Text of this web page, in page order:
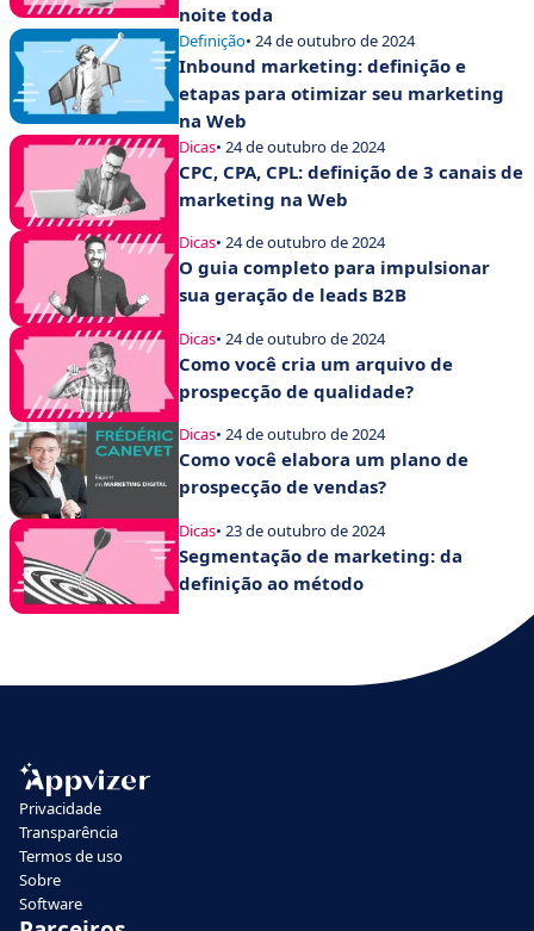
noite toda
Definição• 24 de outubro de 2024
Inbound marketing: definição e
etapas para otimizar seu marketing
na Web
Dicas• 24 de outubro de 2024
CPC, CPA, CPL: definição de 3 canais de
marketing na Web
Dicas• 24 de outubro de 2024
O guia completo para impulsionar
sua geração de leads B2B
Dicas• 24 de outubro de 2024
Como você cria um arquivo de
prospecção de qualidade?
Dicas• 24 de outubro de 2024
Como você elabora um plano de
prospecção de vendas?
Dicas• 23 de outubro de 2024
Segmentação de marketing: da
definição ao método
Privacidade
Transparência
Termos de uso
Sobre
Software